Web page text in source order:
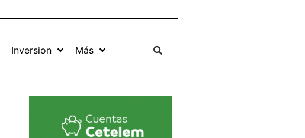
Inversion Más